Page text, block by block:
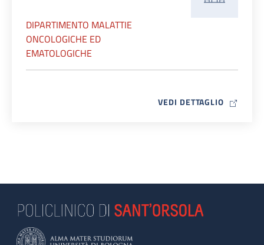
DIPARTIMENTO MALATTIE
ONCOLOGICHE ED
EMATOLOGICHE
VEDI DETTAGLIO MAP ICON